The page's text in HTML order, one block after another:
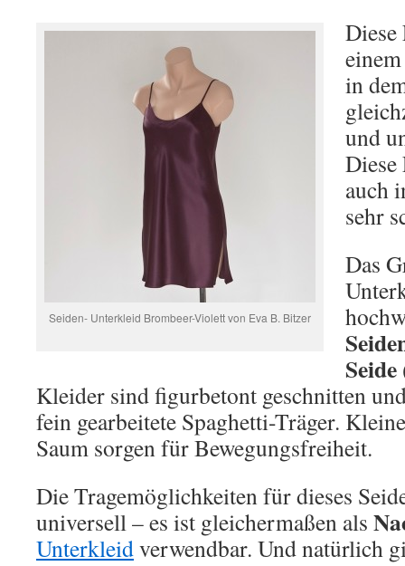
Seiden- Unterkleid Brombeer-Violett von Eva B. Bitzer
in
und
Diese
auch
sehr
Das
Seide
Kleider sind figurbetont geschnitten
fein gearbeitete Spaghetti-Träger.
Saum sorgen für Bewegungsfreiheit.
Die Tragemöglichkeiten für dieses
universell – es ist gleichermaßen als
Unterkleidverwendbar. Und natürlich